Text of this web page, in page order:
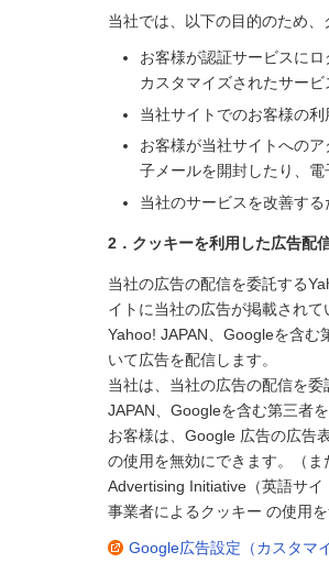
当社では、以下の目的のため、
お客様が認証サービスに
カスタマイズされたサー
当社サイトでのお客様の
お客様が当社サイトへの
子メールを開封したり、
当社のサービスを改善する
2．クッキーを利用した広告配
当社の広告の配信を委託する
イトに当社の広告が掲載されて
Yahoo! JAPAN、Googleを含
いて広告を配信します。
当社は、当社の広告の配信を
JAPAN、Googleを含む第三者
お客様は、Google 広告の広告
の使用を無効にできます。（
Advertising Initiative（英語サ
事業者によるクッキー の使用を
Google広告設定（カスタマ